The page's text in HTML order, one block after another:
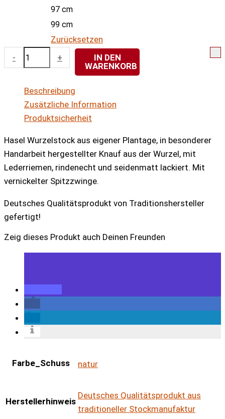
97 cm
99 cm
Zurücksetzen
-
Hasel-
Wurzelstock
Lederschlaufe
Menge
+
IN DEN
WARENKORB
Beschreibung
Zusätzliche Information
Produktsicherheit
Hasel Wurzelstock aus eigener Plantage, in besonderer
Handarbeit hergestellter Knauf aus der Wurzel, mit
Lederriemen, rindenecht und seidenmatt lackiert. Mit
vernickelter Spitzzwinge.
Deutsches Qualitätsprodukt von Traditionshersteller
gefertigt!
Zeig dieses Produkt auch Deinen Freunden
Farbe_Schuss natur
Herstellerhinweis
Deutsches Qualitätsprodukt aus
traditioneller Stockmanufaktur